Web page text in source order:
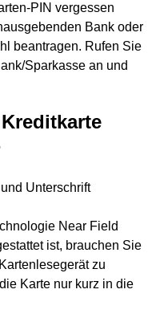
PIN vergessen
Bank oder
beantragen. Rufen Sie
Sparkasse an und
Unterschrift
Near Field
ist, brauchen Sie
zu
Karte nur kurz in die